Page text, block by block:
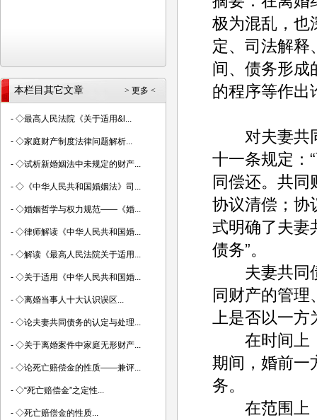
极为混乱，也
定、司法解释
间、债务形成
的程序等作出
对夫妻共同
十一条规定：
同偿还。共同
协议清偿；协
式明确了夫妻
债务”。
夫妻共同债
同财产的管理
上是否以一
在时间上，
期间，婚前一
务。
在范围上，
> 更多 <
本栏目其它文章
- ◇最高人民法院《关于适用&l...
- ◇家庭财产制度法律问题解析...
- ◇试析新婚姻法中未规定的财产...
- ◇《中华人民共和国婚姻法》司...
- ◇婚姻哲学与权力规范——《婚...
- ◇律师解读《中华人民共和国婚...
- ◇解读《最高人民法院关于适用...
- ◇关于适用《中华人民共和国婚...
- ◇离婚当事人十大认识误区...
- ◇论夫妻共同债务的认定与处理...
- ◇关于离婚案件中家庭无形财产...
- ◇论死亡赔偿金的性质——兼评...
- ◇“死亡赔偿金”之定性...
- ◇死亡赔偿金的性质...